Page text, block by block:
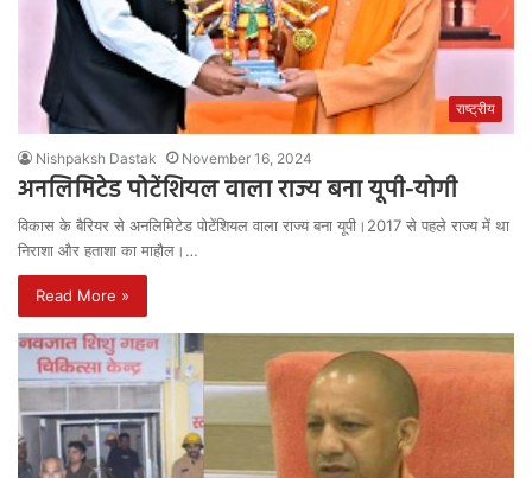
राष्ट्रीय
Nishpaksh Dastak November 16, 2024
अनलिमिटेड पोटेंशियल वाला राज्य बना यूपी-योगी
विकास के बैरियर से अनलिमिटेड पोटेंशियल वाला राज्य बना यूपी।2017 से पहले राज्य में था
निराशा और हताशा का माहौल।…
Read More »